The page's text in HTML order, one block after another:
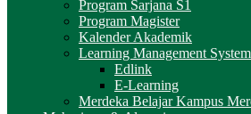
Program Sarjana S1
Program Magister
Kalender Akademik
Learning Management System
Edlink
E-Learning
Merdeka Belajar Kampus